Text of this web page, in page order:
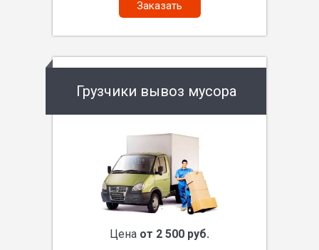
Заказать
Грузчики вывоз мусора
Цена от 2 500 руб.